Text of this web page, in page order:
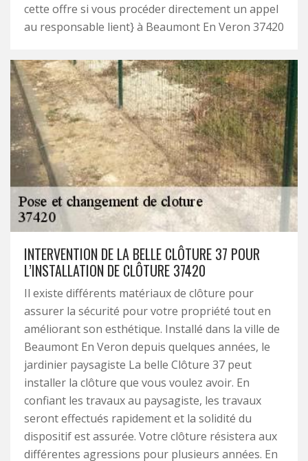
cette offre si vous procéder directement un appel
au responsable lient} à Beaumont En Veron 37420
INTERVENTION DE LA BELLE CLÔTURE 37 POUR
L’INSTALLATION DE CLÔTURE 37420
Il existe différents matériaux de clôture pour
assurer la sécurité pour votre propriété tout en
améliorant son esthétique. Installé dans la ville de
Beaumont En Veron depuis quelques années, le
jardinier paysagiste La belle Clôture 37 peut
installer la clôture que vous voulez avoir. En
confiant les travaux au paysagiste, les travaux
seront effectués rapidement et la solidité du
dispositif est assurée. Votre clôture résistera aux
différentes agressions pour plusieurs années. En